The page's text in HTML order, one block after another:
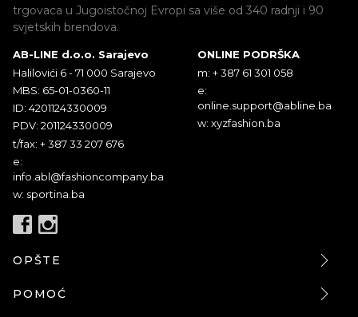
trgovaca u Jugoistočnoj Evropi sa više od 340 radnji i 90
svjetskih brendova.
AB-LINE d.o.o. Sarajevo
Halilovići 6 - 71 000 Sarajevo
MBS: 65-01-0360-11
ID: 4201124330009
PDV: 201124330009
t/fax: + 387 33 207 676
e:
info.abl@fashioncompany.ba
w: sportina.ba
ONLINE PODRŠKA
m: + 387 61 301 058
e:
online.support@abline.ba
w: xyzfashion.ba
OPŠTE
POMOĆ